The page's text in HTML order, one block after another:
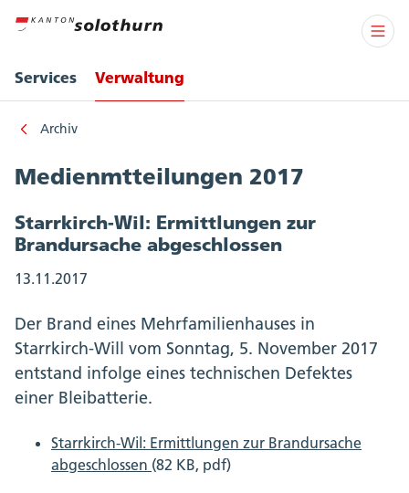
Services Verwaltung
Archiv
Medienmtteilungen 2017
Starrkirch-Wil: Ermittlungen zur
Brandursache abgeschlossen
13.11.2017
Der Brand eines Mehrfamilienhauses in
Starrkirch-Will vom Sonntag, 5. November 2017
entstand infolge eines technischen Defektes
einer Bleibatterie.
Starrkirch-Wil: Ermittlungen zur Brandursache
abgeschlossen (82 KB, pdf)